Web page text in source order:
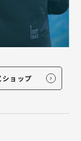
ショップ